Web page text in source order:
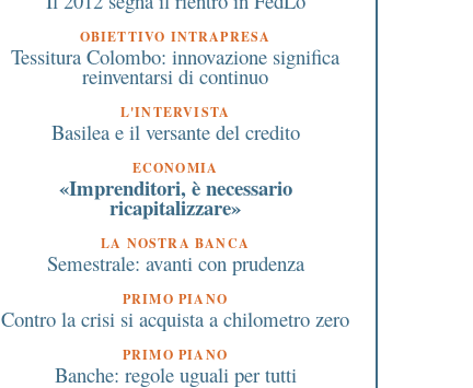
OBIETTIVO INTRAPRESA
Tessitura Colombo: innovazione significa
reinventarsi di continuo
L'INTERVISTA
Basilea e il versante del credito
ECONOMIA
«Imprenditori, è necessario
ricapitalizzare»
LA NOSTRA BANCA
Semestrale: avanti con prudenza
PRIMO PIANO
Contro la crisi si acquista a chilometro zero
PRIMO PIANO
Banche: regole uguali per tutti